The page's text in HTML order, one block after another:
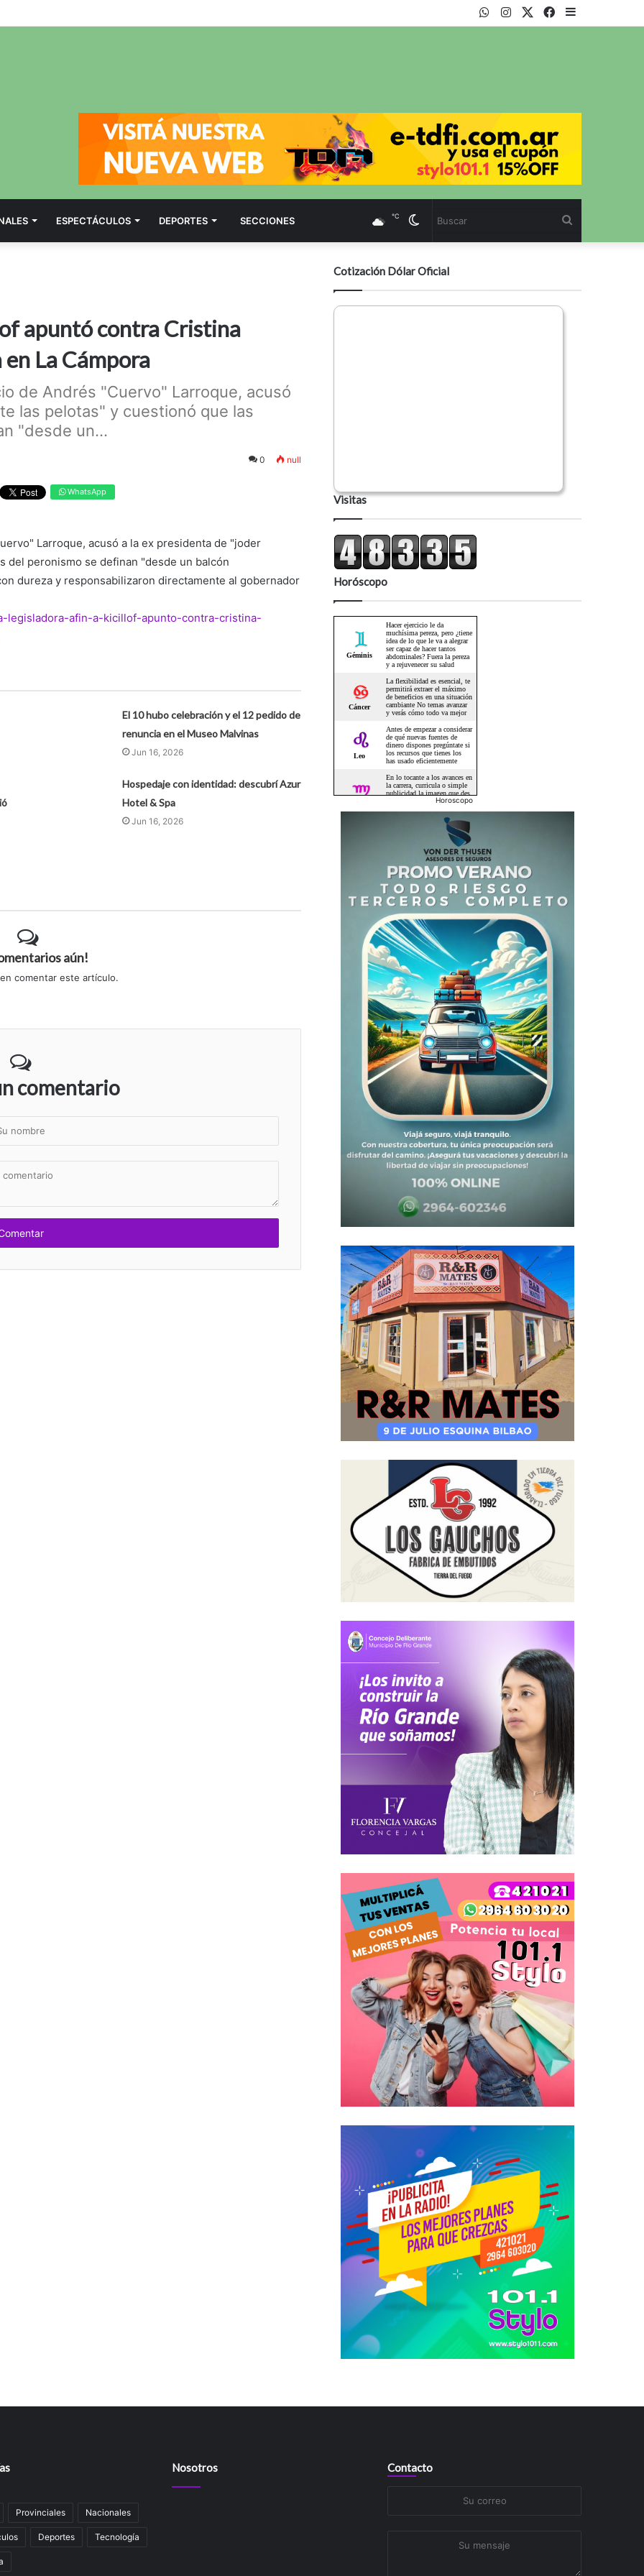
Facebook
Twitter
Instagram
WhatsApp
ESPECTÁCULOS DEPORTES SECCIONES Cambiar
modo
℃
apuntó contra Cristina
La Cámpora
de Andrés "Cuervo" Larroque, acusó
las pelotas" y cuestionó que las
"desde un...
0 null
WhatsApp
Larroque, acusó a la ex presidenta de "joder
del peronismo se definan "desde un balcón
dureza y responsabilizaron directamente al gobernador
legisladora-afin-a-kicillof-apunto-contra-cristina-
El 10 hubo celebración y el 12 pedido de
renuncia en el Museo Malvinas
Jun 16, 2026
Hospedaje con identidad: descubrí Azur
Hotel & Spa
Jun 16, 2026
aún!
comentar este artículo.
comentario
Cotización Dólar Oficial
Visitas
Horóscopo
Horoscopo
Provinciales Nacionales
Deportes Tecnología
Nosotros Contacto